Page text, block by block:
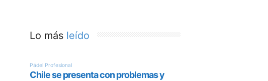
Lo más leído